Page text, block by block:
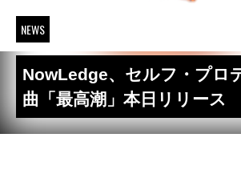
NEWS
NowLedge、セルフ・プロ
曲「最高潮」本日リリース